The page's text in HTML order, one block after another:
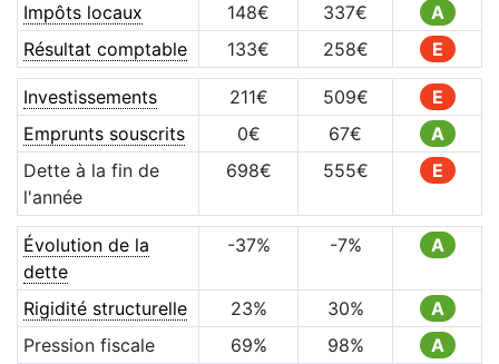
Impôts locaux 148€ 337€
A
Résultat comptable
133€ 258€ E
Investissements 211€ 509€
E
Emprunts souscrits
0€ 67€
A
Dette à la fin de
l'année
698€ 555€ E
Évolution de la
dette
-37% -7% A
Rigidité structurelle 23% 30%
A
Pression fiscale
69% 98% A